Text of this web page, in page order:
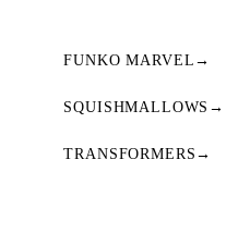
FUNKO MARVEL →
SQUISHMALLOWS →
TRANSFORMERS →